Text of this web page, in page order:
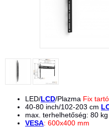
LED/LCD/Plazma Fix tartó
40-80 inch/102-203 cm
max. terhelhetőség: 80 kg
VESA: 600x400 mm